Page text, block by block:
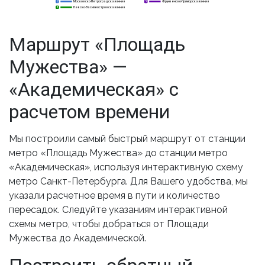
Невско-Василеостровская линия
2
3
5
2
3
Маршрут «Площадь
Мужества» —
«Академическая» с
расчетом времени
Мы построили самый быстрый маршрут от станции
метро «Площадь Мужества» до станции метро
«Академическая», используя интерактивную схему
метро Санкт-Петербурга. Для Вашего удобства, мы
указали расчетное время в пути и количество
пересадок. Следуйте указаниям интерактивной
схемы метро, чтобы добраться от Площади
Мужества до Академической.